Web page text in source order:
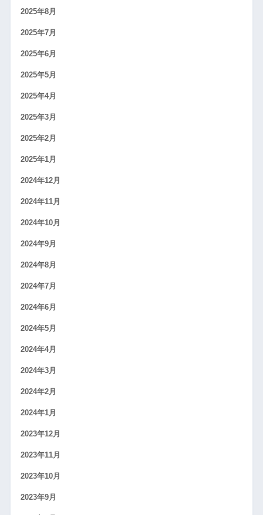
2025年8月
2025年7月
2025年6月
2025年5月
2025年4月
2025年3月
2025年2月
2025年1月
2024年12月
2024年11月
2024年10月
2024年9月
2024年8月
2024年7月
2024年6月
2024年5月
2024年4月
2024年3月
2024年2月
2024年1月
2023年12月
2023年11月
2023年10月
2023年9月